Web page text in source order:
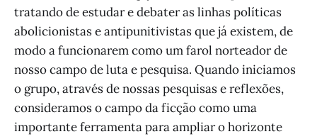
tratando de estudar e debater as linhas políticas
abolicionistas e antipunitivistas que já existem, de
modo a funcionarem como um farol norteador de
nosso campo de luta e pesquisa. Quando iniciamos
o grupo, através de nossas pesquisas e reflexões,
consideramos o campo da ficção como uma
importante ferramenta para ampliar o horizonte